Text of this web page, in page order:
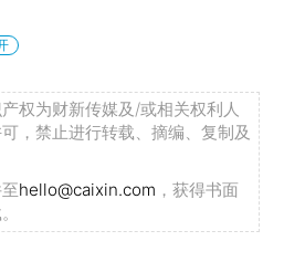
权为财新传媒及/或相关权利人
，禁止进行转载、摘编、复制及
hello@caixin.com ，获得书面